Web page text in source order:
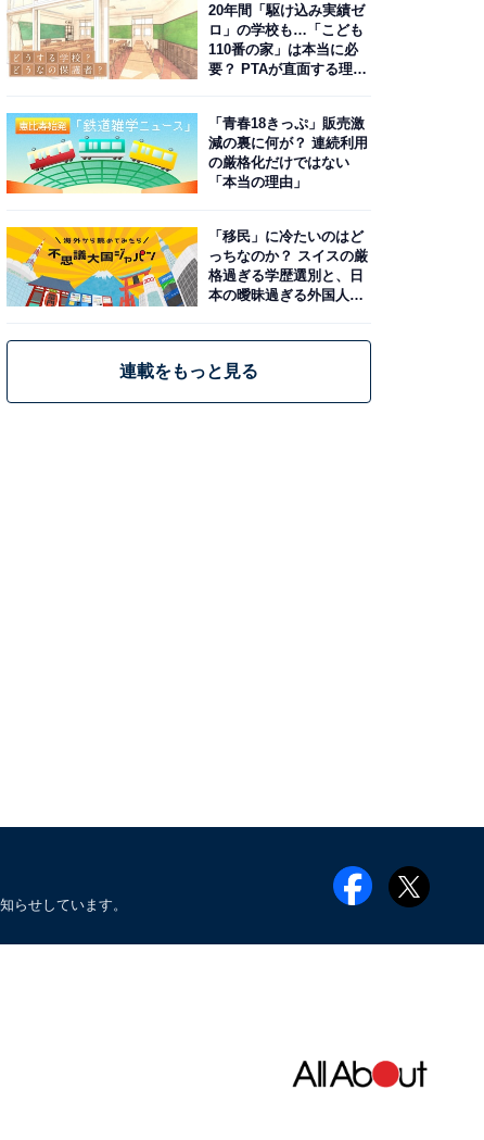
20年間「駆け込み実績ゼ
ロ」の学校も…「こども
110番の家」は本当に必
要？ PTAが直面する理想
「青春18きっぷ」販売激
減の裏に何が？ 連続利用
の厳格化だけではない
「本当の理由」
「移民」に冷たいのはど
っちなのか？ スイスの厳
格過ぎる学歴選別と、日
本の曖昧過ぎる外国人政
連載をもっと見る
らせしています。